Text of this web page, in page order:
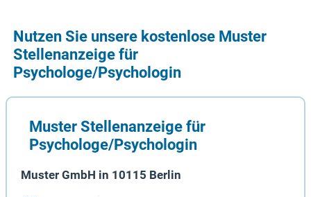
Nutzen Sie unsere kostenlose Muster
Stellenanzeige für
Psychologe/Psychologin
Muster Stellenanzeige für
Psychologe/Psychologin
Muster GmbH in 10115 Berlin